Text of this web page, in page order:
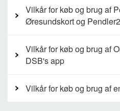
Vilkår for køb og brug af
Øresundskort og
Vilkår for køb og brug af
DSB's app
Vilkår for køb og brug af